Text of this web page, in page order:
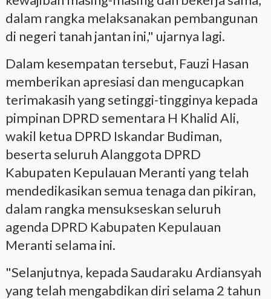
dalam rangka melaksanakan pembangunan
di negeri tanah jantan ini," ujarnya lagi.
Dalam kesempatan tersebut, Fauzi Hasan
memberikan apresiasi dan mengucapkan
terimakasih yang setinggi-tingginya kepada
pimpinan DPRD sementara H Khalid Ali,
wakil ketua DPRD Iskandar Budiman,
beserta seluruh Alanggota DPRD
Kabupaten Kepulauan Meranti yang telah
mendedikasikan semua tenaga dan pikiran,
dalam rangka mensukseskan seluruh
agenda DPRD Kabupaten Kepulauan
Meranti selama ini.
"Selanjutnya, kepada Saudaraku Ardiansyah
yang telah mengabdikan diri selama 2 tahun